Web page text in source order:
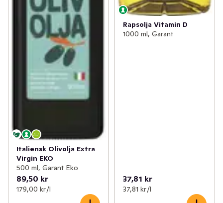
Italiensk Olivolja Extra
Virgin EKO
500 ml, Garant Eko
89,50 kr
179,00 kr /l
Rapsolja Vitamin D
1000 ml, Garant
37,81 kr
37,81 kr /l